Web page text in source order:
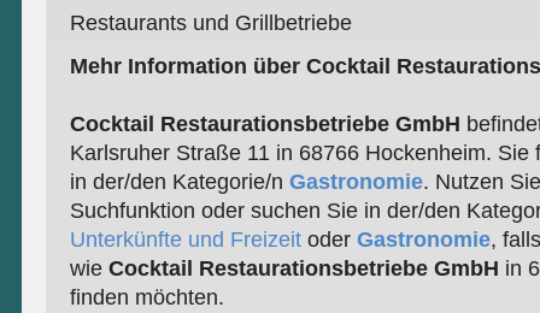
Restaurants und Grillbetriebe
Mehr Information über Cocktail
Cocktail Restaurationsbetriebe GmbH
Karlsruher Straße 11 in 68766 Hockenheim. Sie
in der/den Kategorie/n Gastronomie. Nutzen
Suchfunktion oder suchen Sie in der/den
Unterkünfte und Freizeitoder Gastronomie,
wie Cocktail Restaurationsbetriebe GmbH in
finden möchten.